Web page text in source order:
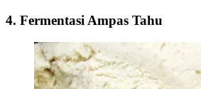
4. Fermentasi Ampas Tahu